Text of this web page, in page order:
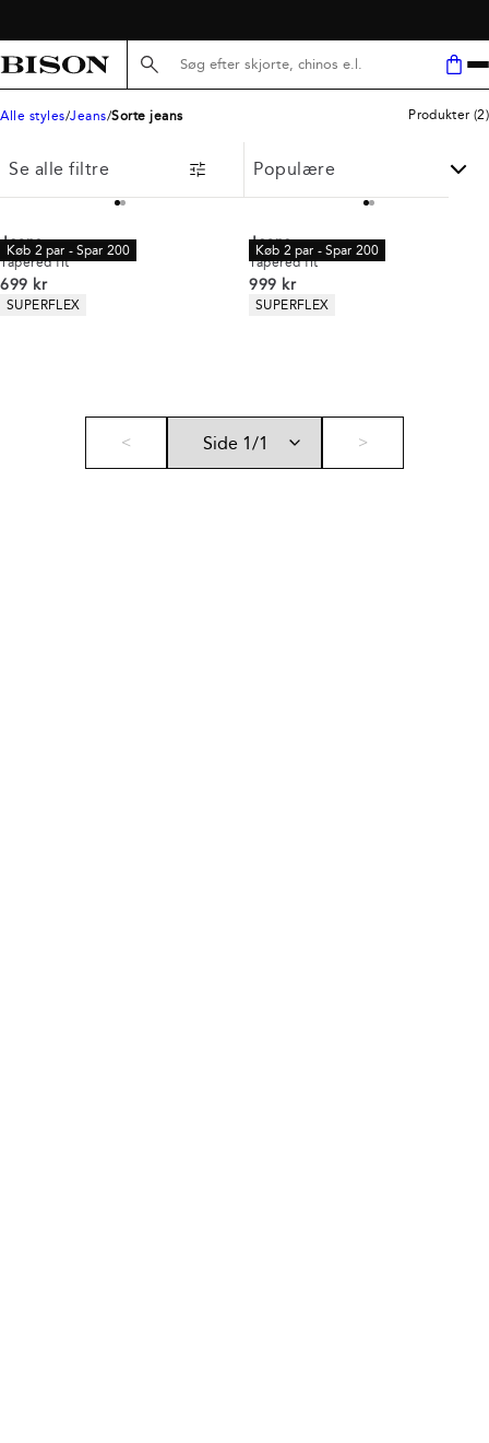
Søg her...
Alle styles Jeans Sorte jeans Produkter (2)
Se alle filtre
Køb 2 par - Spar 200
Jeans
Tapered fit
I alt (inkl. rabat)
699 kr
Produkt egenskaber
SUPERFLEX
Køb 2 par - Spar 200
Jeans
Tapered fit
I alt (inkl. rabat)
999 kr
Produkt egenskaber
SUPERFLEX